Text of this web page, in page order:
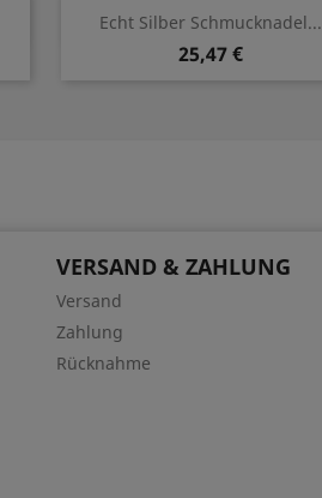
Echt Silber Schmucknadel...
25,47 €
Vorschau
VERSAND & ZAHLUNG
Versand
Zahlung
Rücknahme